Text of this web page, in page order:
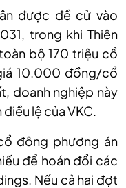
được đề cử vào
trong khi Thiên
bộ 170 triệu cổ
10.000 đồng/cổ
doanh nghiệp này
lệ của VKC.
đông phương án
để hoán đổi các
Nếu cả hai đợt